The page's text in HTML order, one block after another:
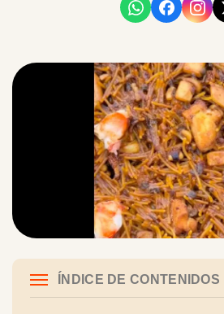
ÍNDICE DE CONTENIDOS